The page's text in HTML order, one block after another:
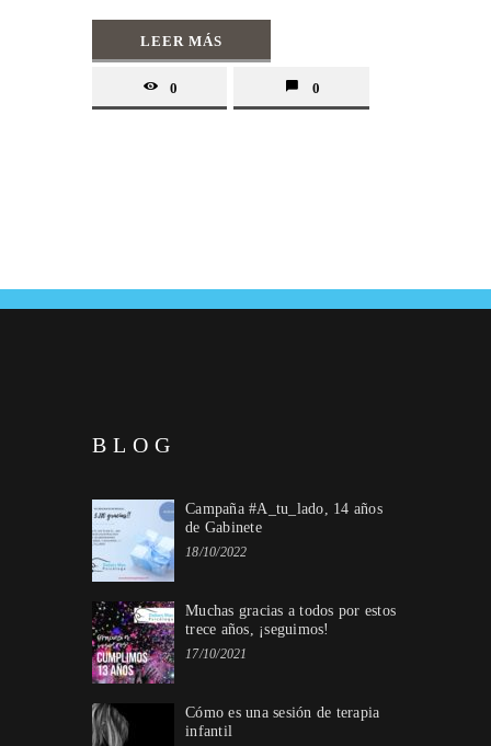
LEER MÁS
0 0
BLOG
Campaña #A_tu_lado, 14 años
de Gabinete
18/10/2022
Muchas gracias a todos por estos
trece años, ¡seguimos!
17/10/2021
Cómo es una sesión de terapia
infantil